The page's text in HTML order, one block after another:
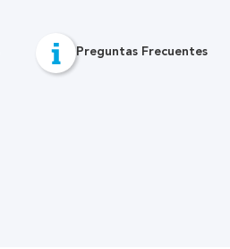
Preguntas Frecuentes